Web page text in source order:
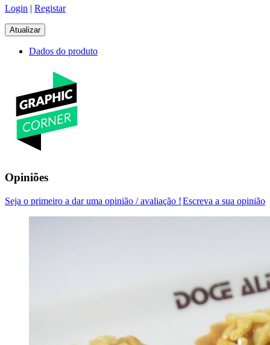
Login | Registar
Dados do produto
Opiniões
Escreva a sua opinião
Seja o primeiro a dar uma opinião / avaliação !